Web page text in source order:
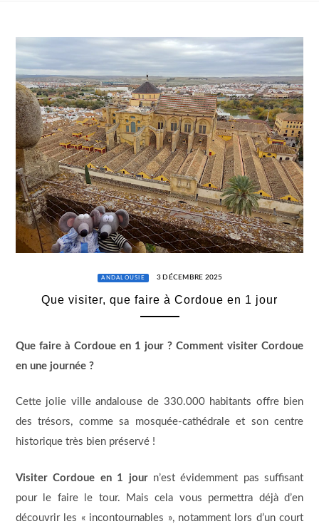
ANDALOUSIE 3 DÉCEMBRE 2025
Que visiter, que faire à Cordoue en 1 jour
Que faire à Cordoue en 1 jour ? Comment visiter Cordoue
en une journée ?
Cette jolie ville andalouse de 330.000 habitants offre bien
des trésors, comme sa mosquée-cathédrale et son centre
historique très bien préservé !
Visiter Cordoue en 1 journ’est évidemment pas suffisant
pour le faire le tour. Mais cela vous permettra déjà d’en
découvrir les « incontournables », notamment lors d’un court